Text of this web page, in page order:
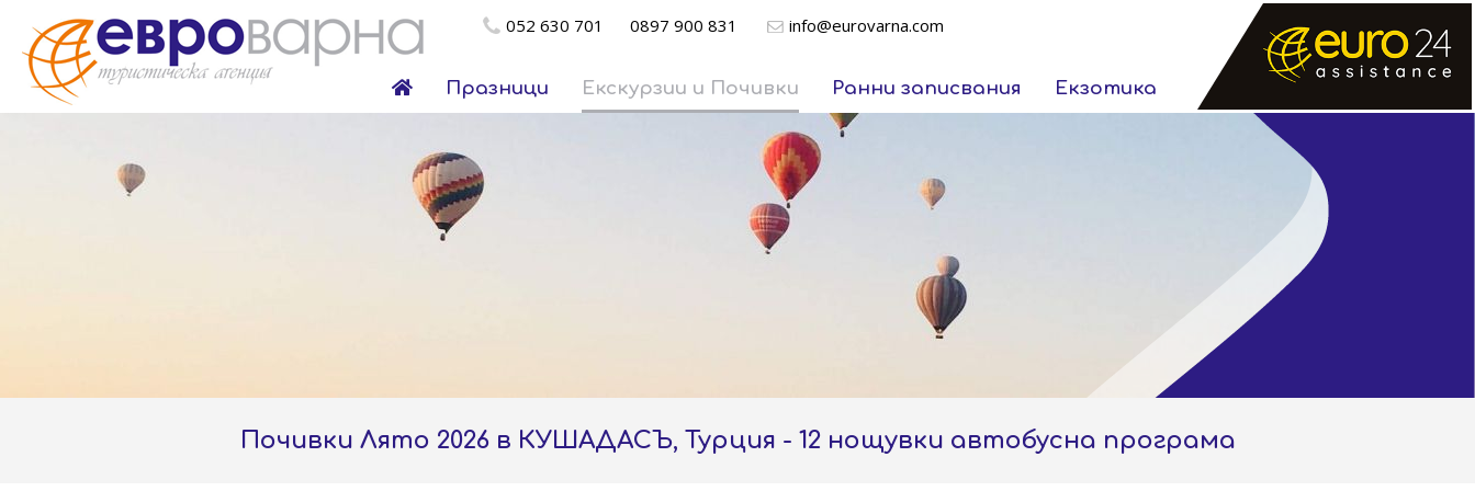
052 630 701 0897 900 831 info@eurovarna.com
Празници Екскурзии и Почивки Ранни записвания Екзотика
Почивки Лято 2026 в КУШАДАСЪ, Турция - 12 нощувки автобусна програма